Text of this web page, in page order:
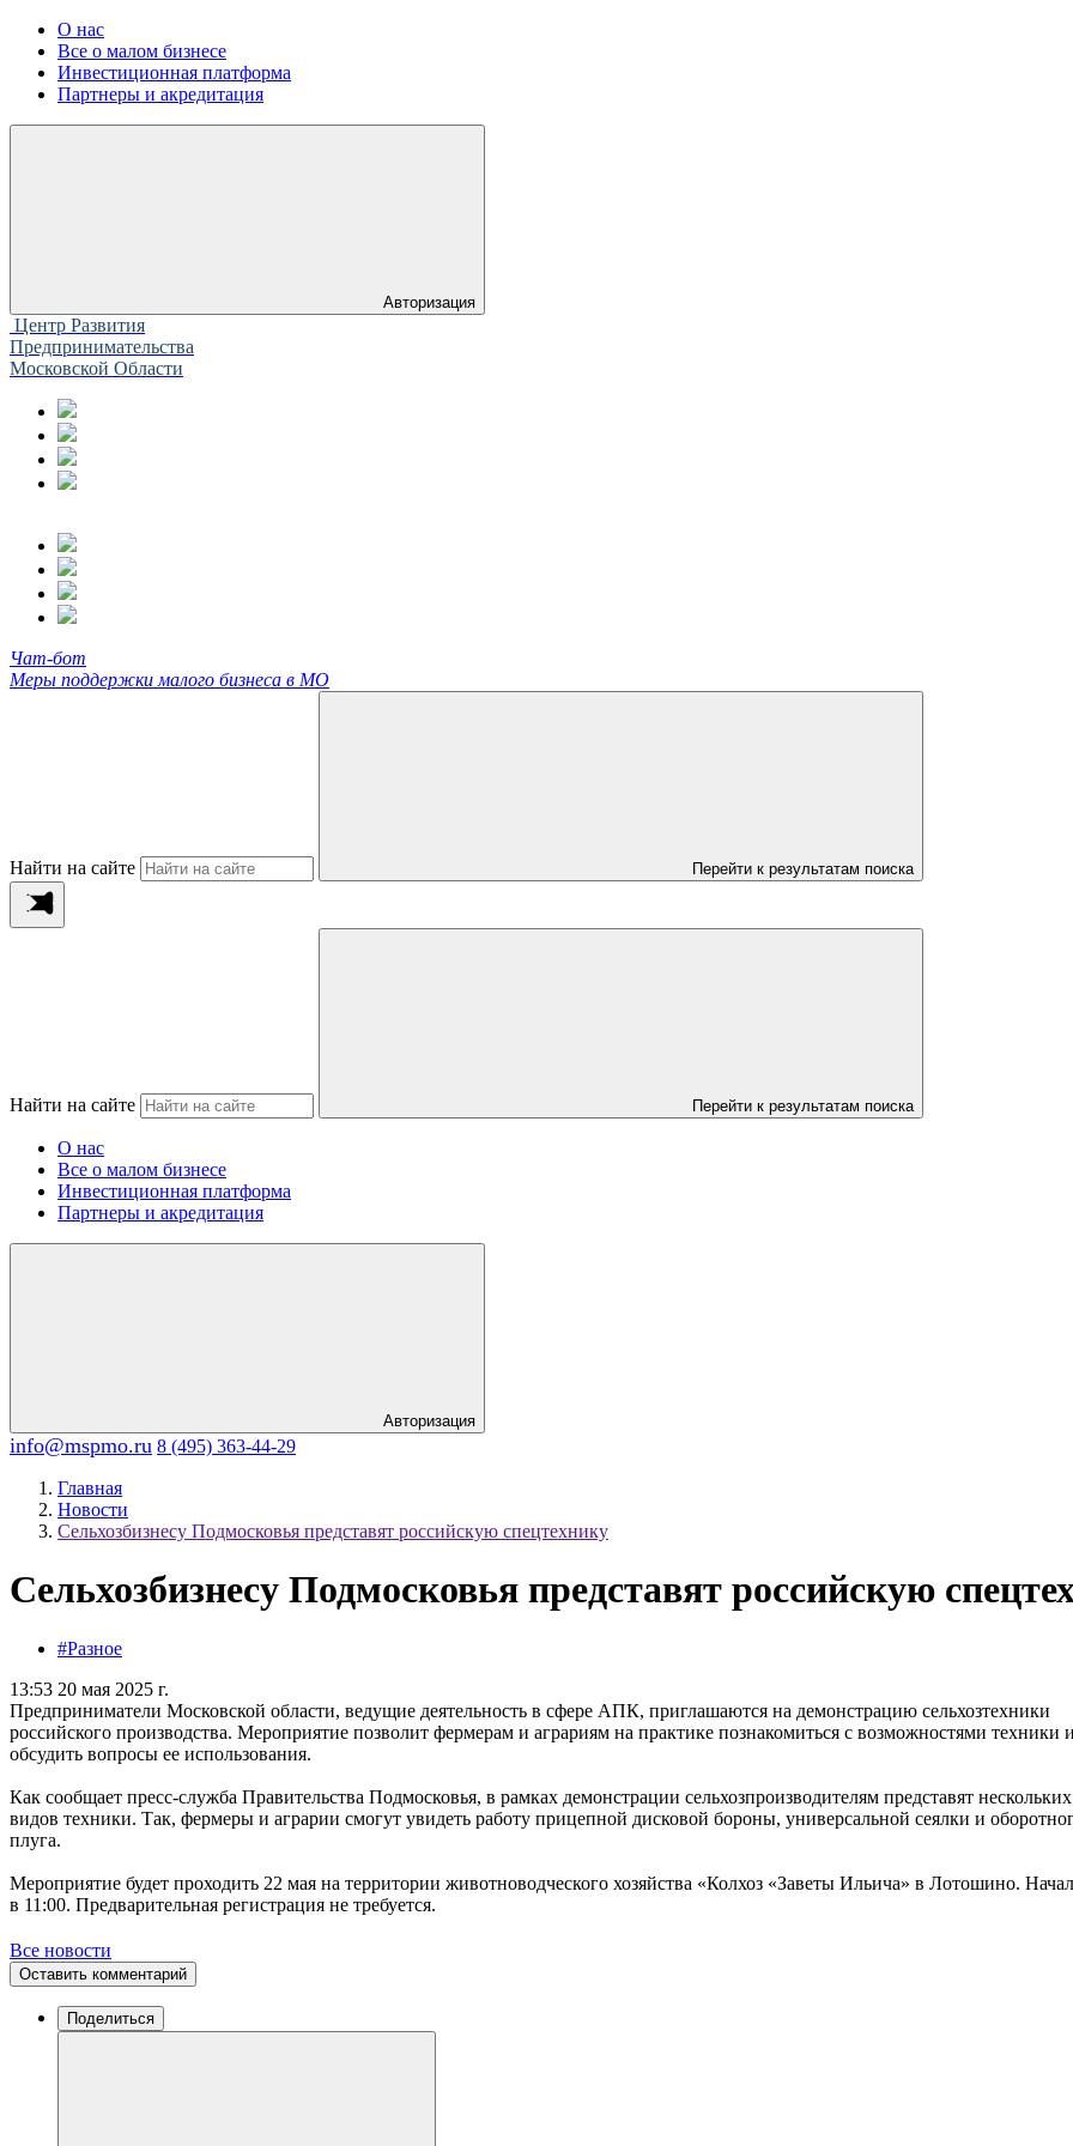
О нас
Все о малом бизнесе
Инвестиционная платформа
Партнеры и акредитация
Авторизация
Центр Развития
Предпринимательства
Московской Области
Чат-бот
Меры поддержки малого бизнеса в МО
Найти на сайте Перейти к результатам поиска
Найти на сайте Перейти к результатам поиска
О нас
Все о малом бизнесе
Инвестиционная платформа
Партнеры и акредитация
Авторизация
info@mspmo.ru 8 (495) 363-44-29
Главная
Новости
Сельхозбизнесу Подмосковья представят российскую спецтехнику
Сельхозбизнесу Подмосковья представят российскую
#Разное
13:53 20 мая 2025 г.
Предприниматели Московской области, ведущие деятельность в сфере АПК, приглашаются на демонстрацию сельхозтехники
российского производства. Мероприятие позволит фермерам и аграриям на практике познакомиться с возможностями техники и
обсудить вопросы ее использования.
Как сообщает пресс-служба Правительства Подмосковья, в рамках демонстрации сельхозпроизводителям представят нескольких
видов техники. Так, фермеры и аграрии смогут увидеть работу прицепной дисковой бороны, универсальной сеялки и
плуга.
Мероприятие будет проходить 22 мая на территории животноводческого хозяйства «Колхоз «Заветы Ильича» в Лотошино.
в 11:00. Предварительная регистрация не требуется.
Все новости
Оставить комментарий
Поделиться